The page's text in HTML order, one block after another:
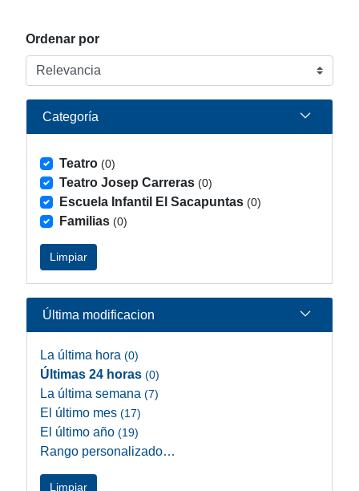
Ordenar por
Categoría
Teatro (0)
Teatro Josep Carreras (0)
Escuela Infantil El Sacapuntas (0)
Familias (0)
Limpiar
Última modificacion
La última hora (0)
Últimas 24 horas (0)
La última semana (7)
El último mes (17)
El último año (19)
Rango personalizado…
Limpiar